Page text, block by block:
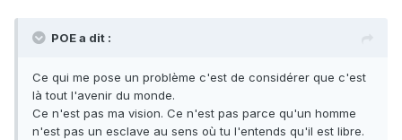
POE a dit :
Ce qui me pose un problème c'est de considérer que c'est
là tout l'avenir du monde.
Ce n'est pas ma vision. Ce n'est pas parce qu'un homme
n'est pas un esclave au sens où tu l'entends qu'il est libre.